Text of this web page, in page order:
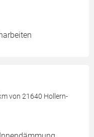
von 21640 Hollern-